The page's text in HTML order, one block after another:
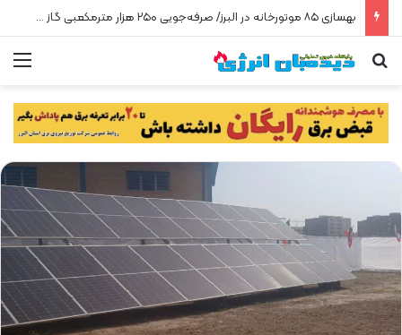
بهسازی ۸۵ موتورخانه در البرز/ صرفه‌جویی ۲۵۰ هزار مترمکعبی گاز در سه ماه
جستجو برای